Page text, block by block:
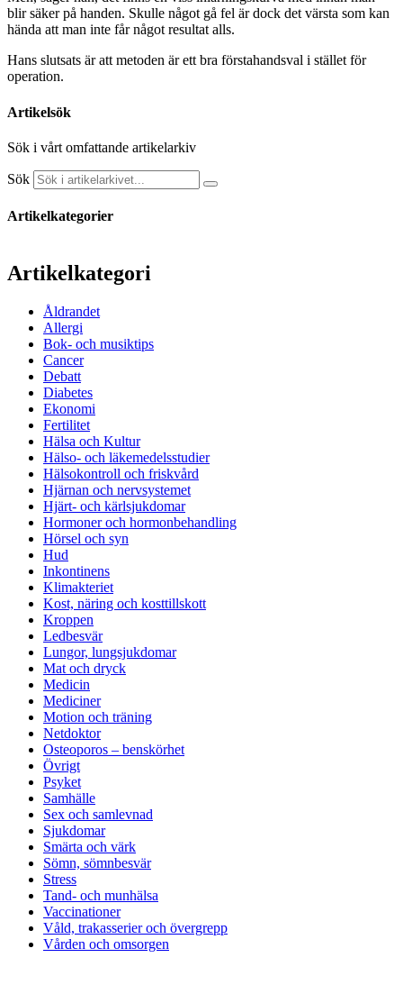
blir säker på handen. Skulle något gå fel är dock det värsta som kan
hända att man inte får något resultat alls.
Hans slutsats är att metoden är ett bra förstahandsval i stället för
operation.
Artikelsök
Sök i vårt omfattande artikelarkiv
Sök
Artikelkategorier
Artikelkategori
Åldrandet
Allergi
Bok- och musiktips
Cancer
Debatt
Diabetes
Ekonomi
Fertilitet
Hälsa och Kultur
Hälso- och läkemedelsstudier
Hälsokontroll och friskvård
Hjärnan och nervsystemet
Hjärt- och kärlsjukdomar
Hormoner och hormonbehandling
Hörsel och syn
Hud
Inkontinens
Klimakteriet
Kost, näring och kosttillskott
Kroppen
Ledbesvär
Lungor, lungsjukdomar
Mat och dryck
Medicin
Mediciner
Motion och träning
Netdoktor
Osteoporos – benskörhet
Övrigt
Psyket
Samhälle
Sex och samlevnad
Sjukdomar
Smärta och värk
Sömn, sömnbesvär
Stress
Tand- och munhälsa
Vaccinationer
Våld, trakasserier och övergrepp
Vården och omsorgen